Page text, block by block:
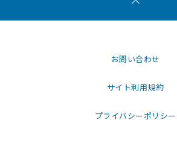
お問い合わせ
サイト利用規約
プライバシーポリシー